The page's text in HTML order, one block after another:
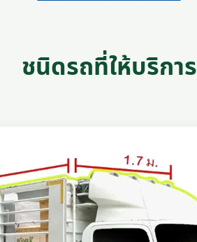
ชนิดรถที่ให้บริการ